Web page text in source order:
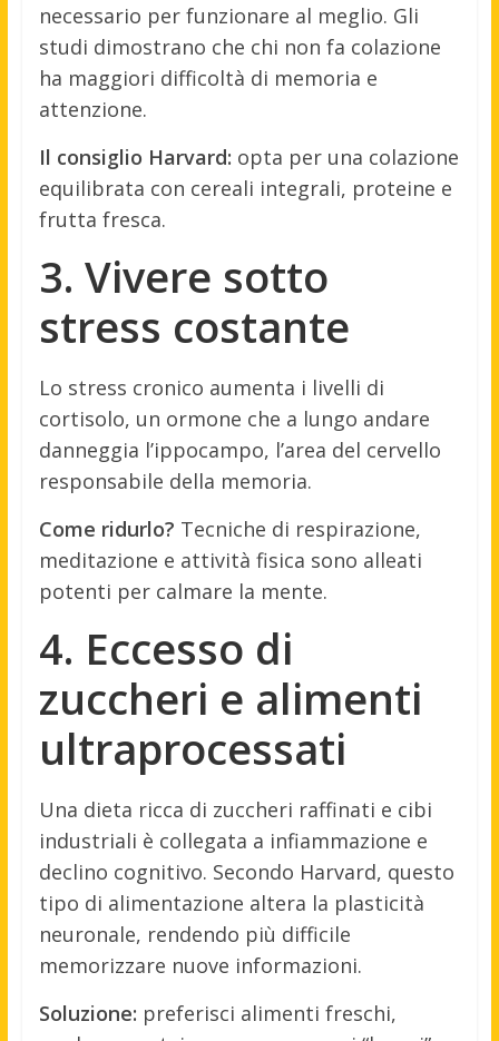
necessario per funzionare al meglio. Gli
studi dimostrano che chi non fa colazione
ha maggiori difficoltà di memoria e
attenzione.
Il consiglio Harvard: opta per una colazione
equilibrata con cereali integrali, proteine e
frutta fresca.
3. Vivere sotto
stress costante
Lo stress cronico aumenta i livelli di
cortisolo, un ormone che a lungo andare
danneggia l’ippocampo, l’area del cervello
responsabile della memoria.
Come ridurlo? Tecniche di respirazione,
meditazione e attività fisica sono alleati
potenti per calmare la mente.
4. Eccesso di
zuccheri e alimenti
ultraprocessati
Una dieta ricca di zuccheri raffinati e cibi
industriali è collegata a infiammazione e
declino cognitivo. Secondo Harvard, questo
tipo di alimentazione altera la plasticità
neuronale, rendendo più difficile
memorizzare nuove informazioni.
Soluzione: preferisci alimenti freschi,